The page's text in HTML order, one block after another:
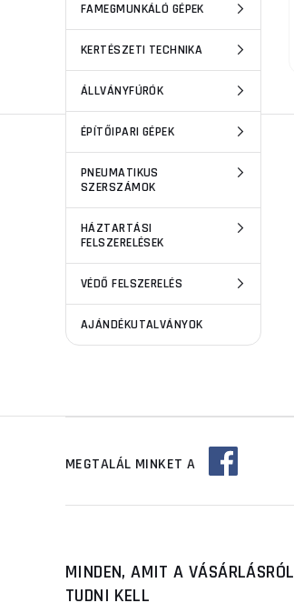
FAMEGMUNKÁLÓ GÉPEK
KERTÉSZETI TECHNIKA
ÁLLVÁNYFÚRÓK
ÉPÍTŐIPARI GÉPEK
PNEUMATIKUS
SZERSZÁMOK
HÁZTARTÁSI
FELSZERELÉSEK
VÉDŐ FELSZERELÉS
AJÁNDÉKUTALVÁNYOK
éve tevékenykedünk
MEGTALÁL MINKET A
MINDEN, AMIT A VÁSÁRLÁSRÓL
TUDNI KELL